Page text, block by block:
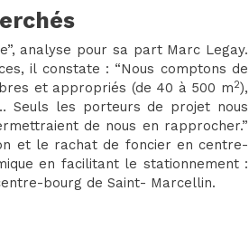
analyse pour sa part Marc Legay.
il constate : “Nous comptons de
et appropriés (de 40 à 500 m2),
Seuls les porteurs de projet nous
de nous en rapprocher.”
et le rachat de foncier en centre-
en facilitant le stationnement :
bourg de Saint- Marcellin.